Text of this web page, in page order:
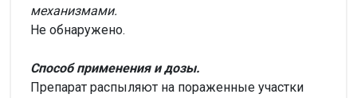
механизмами.
Не обнаружено.
Способ применения и дозы.
Препарат распыляют на пораженные участки